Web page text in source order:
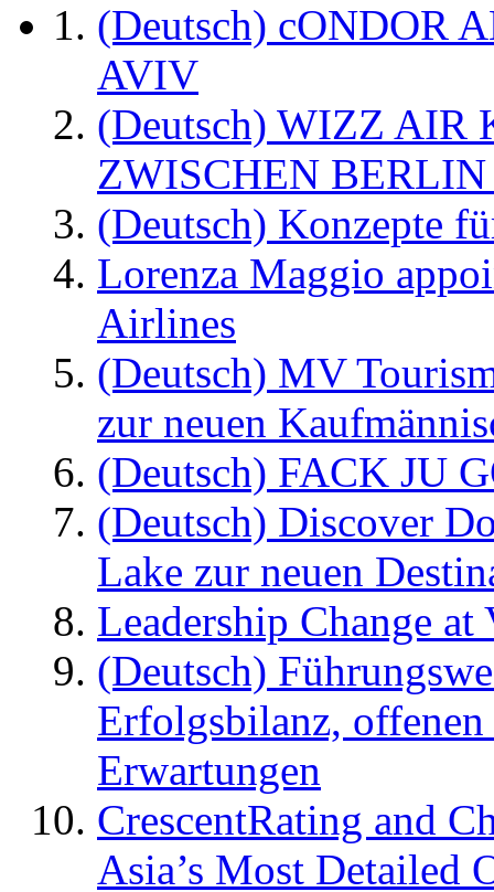
(Deutsch) cONDOR
AVIV
(Deutsch) WIZZ AIR
ZWISCHEN
(Deutsch) Konzepte
Lorenza Maggio
Airlines
(Deutsch) MV
zur neuen
(Deutsch) FACK JU
(Deutsch) Discover
Lake zur neuen
Leadership Change
(Deutsch)
Erfolgsbilanz,
Erwartungen
CrescentRating and
Asia’s Most Detailed